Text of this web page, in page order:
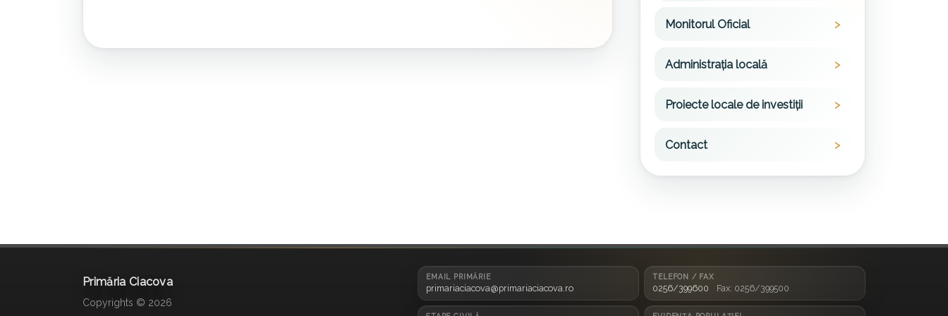
Monitorul Oficial
Administrația locală
Proiecte locale de investiții
Contact
Primăria Ciacova
Copyrights © 2026
EMAIL PRIMĂRIE
primariaciacova@primariaciacova.ro
TELEFON / FAX
0256/399600 Fax: 0256/399500